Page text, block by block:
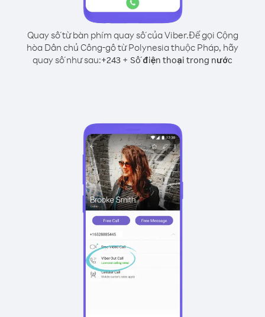
Quay số từ bàn phím quay số của Viber.Để gọi Cộng
hòa Dân chủ Công-gô từ Polynesia thuộc Pháp, hãy
quay số như sau:+243 + Số điện thoại trong nước